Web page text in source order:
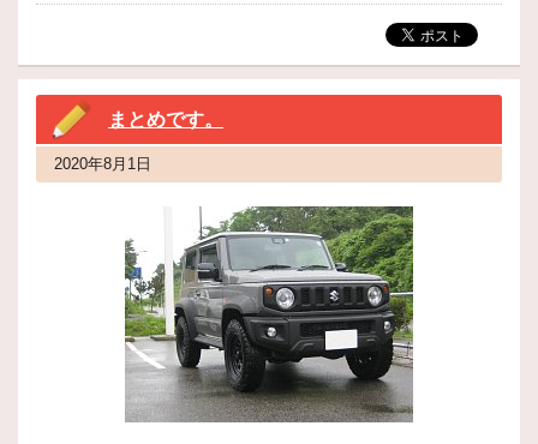
まとめです。
2020年8月1日